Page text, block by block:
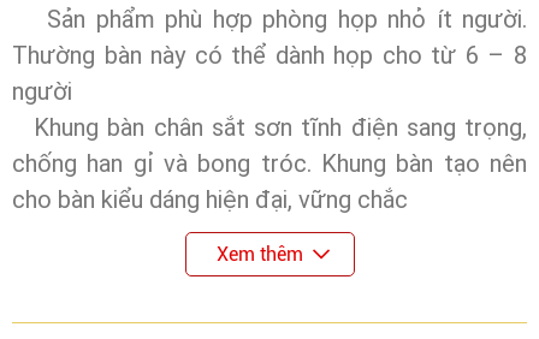
Sản phẩm phù hợp phòng họp nhỏ ít người.
Thường bàn này có thể dành họp cho từ 6 – 8
người
Khung bàn chân sắt sơn tĩnh điện sang trọng,
chống han gỉ và bong tróc. Khung bàn tạo nên
cho bàn kiểu dáng hiện đại, vững chắc
Xem thêm